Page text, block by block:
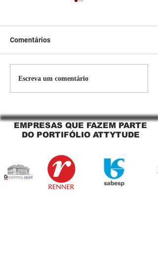
Persiana Rolo Tela Solar:
O Segredo para uma
Comentários
Escreva um comentário
EMPRESAS QUE FAZEM PARTE
DO PORTIFÓLIO ATTYTUDE